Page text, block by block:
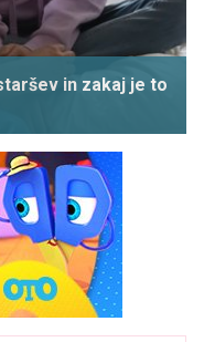
in zakaj je to